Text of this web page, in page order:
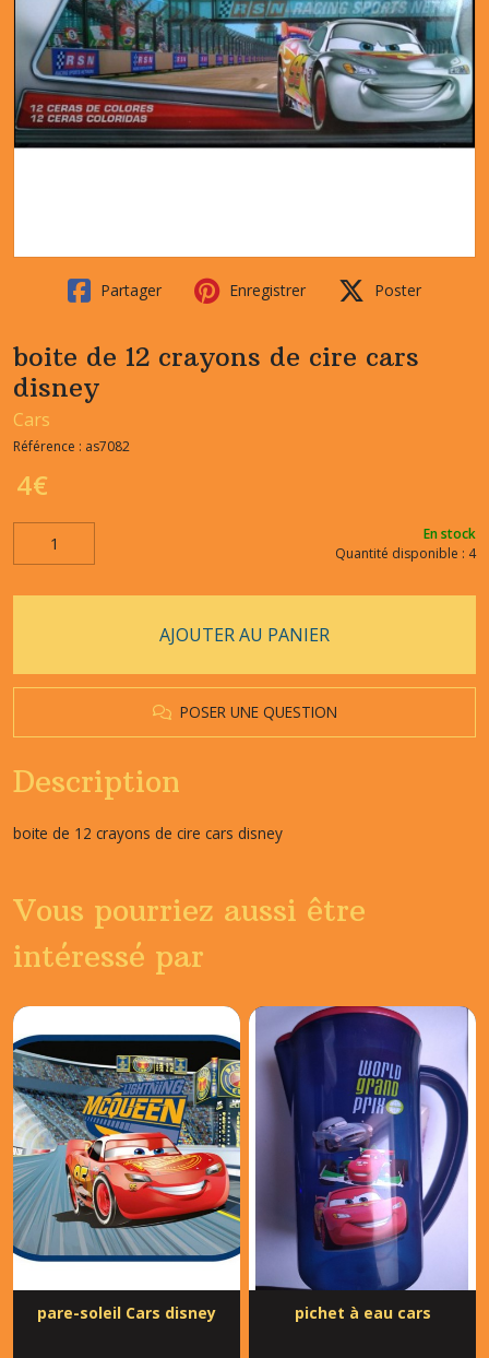
Partager Enregistrer Poster
boite de 12 crayons de cire cars
disney
Cars
Référence : as7082
4€
En stock
Quantité disponible : 4
AJOUTER AU PANIER
POSER UNE QUESTION
Description
boite de 12 crayons de cire cars disney
Vous pourriez aussi être
intéressé par
pare-soleil Cars disney pichet à eau cars